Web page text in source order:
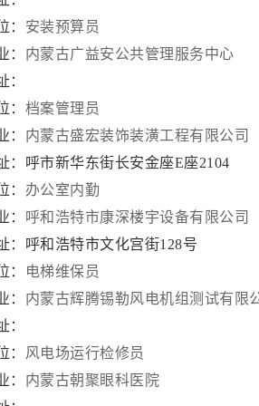
： 安装预算员
： 内蒙古广益安公共管理服务中心
：
： 档案管理员
： 内蒙古盛宏装饰装潢工程有限公司
：呼市新华东街长安金座E座2104
： 办公室内勤
：
呼和浩特市康深楼宇设备有限公司
：呼和浩特市文化宫街128号
：
电梯维保员
： 内蒙古辉腾锡勒风电机组测试有限
：
： 风电场运行检修员
： 内蒙古朝聚眼科医院